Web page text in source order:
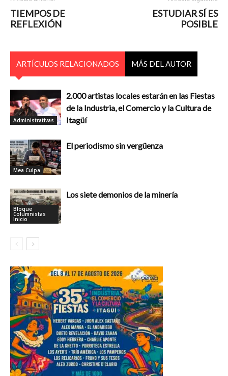
TIEMPOS DE
REFLEXIÓN
ESTUDIAR SÍ ES
POSIBLE
ARTÍCULOS RELACIONADOS MÁS DEL AUTOR
Administrativas
2.000 artistas locales estarán en las Fiestas
de la Industria, el Comercio y la Cultura de
Itagüí
Mea Culpa
El periodismo sin vergüenza
Bloque
Columnistas
Inicio
Los siete demonios de la minería